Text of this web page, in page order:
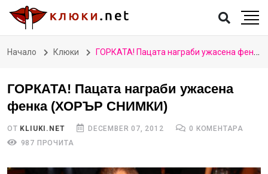
Начало Клюки ГОРКАТА! Пацата награби ужасена фенка (ХОРЪР СНИМКИ)
ГОРКАТА! Пацата награби ужасена
фенка (ХОРЪР СНИМКИ)
ОТ KLIUKI.NET DECEMBER 07, 2012
0 КОМЕНТАРА
987 ПРОЧИТА